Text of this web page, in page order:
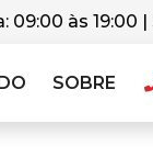
09:00 às 19:00
SOBRE